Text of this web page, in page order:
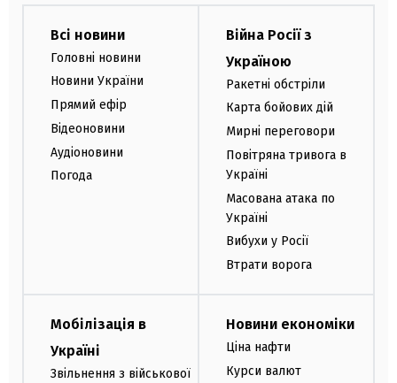
Всі новини
Головні новини
Новини України
Прямий ефір
Відеоновини
Аудіоновини
Погода
Війна Росії з
Україною
Ракетні обстріли
Карта бойових дій
Мирні переговори
Повітряна тривога в
Україні
Масована атака по
Україні
Вибухи у Росії
Втрати ворога
Мобілізація в
Україні
Звільнення з військової
Новини економіки
Ціна нафти
Курси валют